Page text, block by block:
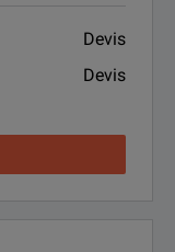
Devis
Devis